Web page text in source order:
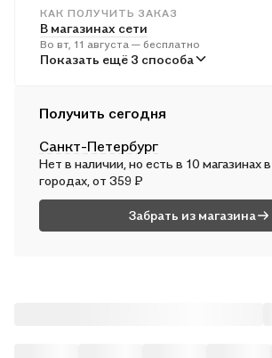
КАК ПОЛУЧИТЬ ЗАКАЗ
В магазинах сети
Во вт, 11 августа — бесплатно
В пунктах выдачи
В ср, 12 августа — от 312 ₽
Почтой России
В чт, 13 августа — от 500 ₽
Показать ещё 3 способа
Получить сегодня
Санкт-Петербург
Нет в наличии, но есть в 10 магазинах
городах, от 359 ₽
Забрать из магазина